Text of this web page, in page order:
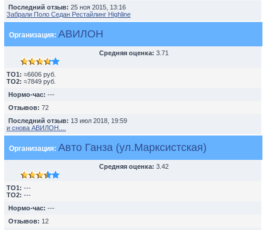
Последний отзыв: 25 ноя 2015, 13:16
Забрали Поло Седан Рестайлинг Highline
Организация: АВИЛОН
Средняя оценка: 3.71
TO1: ≈6606 руб.
TO2: ≈7849 руб.
Нормо-час: ---
Отзывов: 72
Последний отзыв: 13 июл 2018, 19:59
и снова АВИЛОН....
Организация: Авто Ганза (ул.Марксистская)
Средняя оценка: 3.42
TO1: ---
TO2: ---
Нормо-час: ---
Отзывов: 12